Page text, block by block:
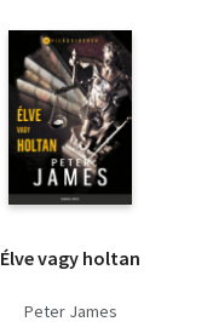
Élve vagy holtan
Peter James